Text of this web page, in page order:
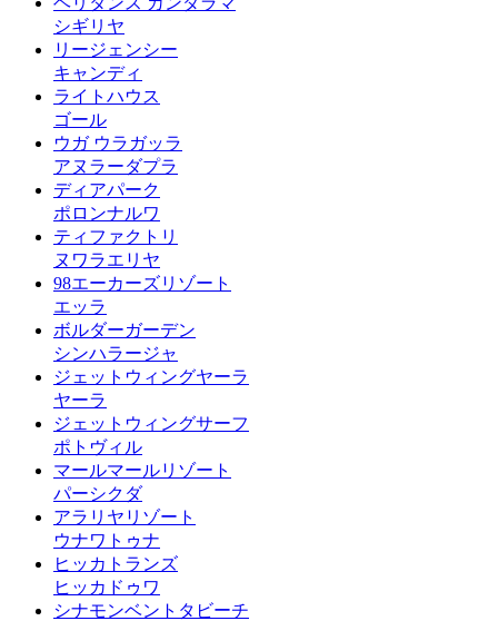
シギリヤ
リージェンシー
キャンディ
ライトハウス
ゴール
ウガ ウラガッラ
アヌラーダプラ
ディアパーク
ポロンナルワ
ティファクトリ
ヌワラエリヤ
98エーカーズリゾート
エッラ
ボルダーガーデン
シンハラージャ
ジェットウィングヤーラ
ヤーラ
ジェットウィングサーフ
ポトヴィル
マールマールリゾート
パーシクダ
アラリヤリゾート
ウナワトゥナ
ヒッカトランズ
ヒッカドゥワ
シナモンベントタビーチ